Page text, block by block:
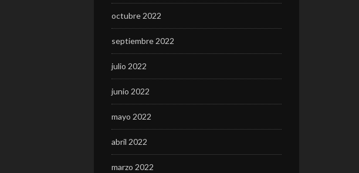
octubre 2022
septiembre 2022
julio 2022
junio 2022
mayo 2022
abril 2022
marzo 2022